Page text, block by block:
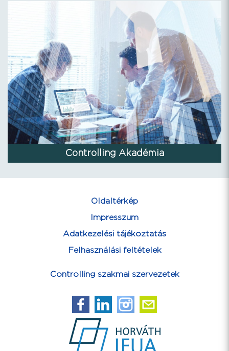
Controlling Akadémia
Oldaltérkép
Impresszum
Adatkezelési tájékoztatás
Felhasználási feltételek
Controlling szakmai szervezetek